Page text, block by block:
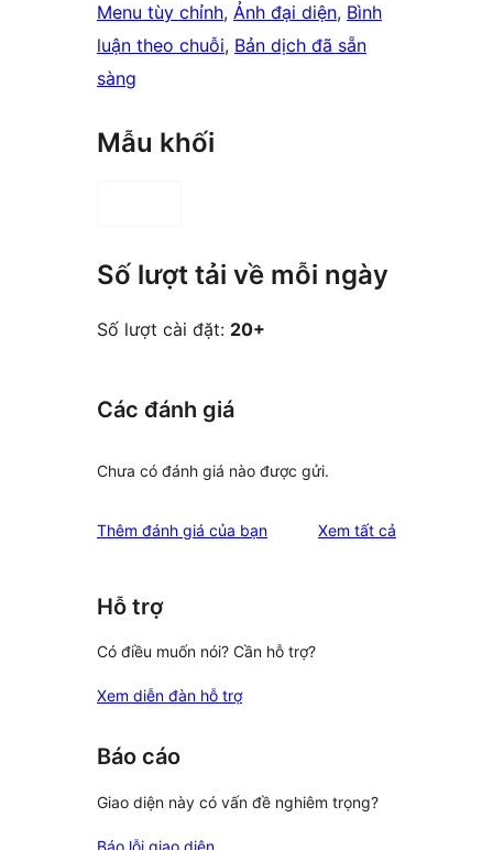
Menu tùy chỉnh, Ảnh đại diện, Bình
luận theo chuỗi, Bản dịch đã sẵn
sàng
Mẫu khối
Số lượt tải về mỗi ngày
Số lượt cài đặt: 20+
Các đánh giá
Chưa có đánh giá nào được gửi.
Thêm đánh giá của bạn Xem tất cả
Hỗ trợ
Có điều muốn nói? Cần hỗ trợ?
Xem diễn đàn hỗ trợ
Báo cáo
Giao diện này có vấn đề nghiêm trọng?
Báo lỗi giao diện